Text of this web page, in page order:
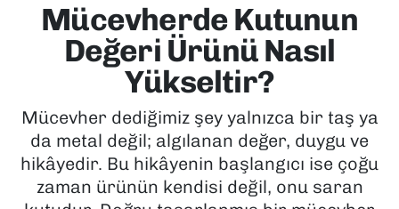
Mücevherde Kutunun
Değeri Ürünü Nasıl
Yükseltir?
Mücevher dediğimiz şey yalnızca bir taş ya
da metal değil; algılanan değer, duygu ve
hikâyedir. Bu hikâyenin başlangıcı ise çoğu
zaman ürünün kendisi değil, onu saran
EKONOMİ
KÜLTÜR SANAT
MAGAZİN
POLİTİKA
Tüm Manşetler
Son Dakika Haberleri
Haber Arşivi